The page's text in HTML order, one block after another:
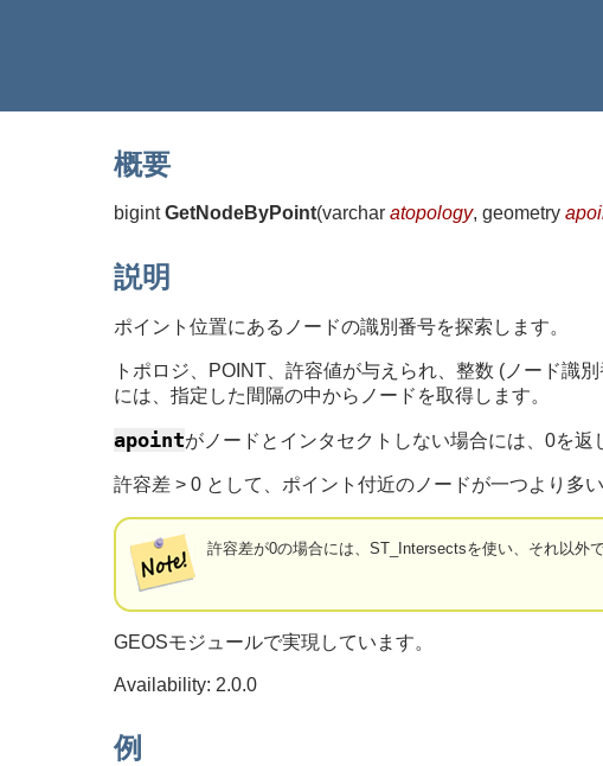
概要
bigintGetNodeByPoint(varchar atopology, geometry
説明
ポイント位置にあるノードの識別番号を探索します。
トポロジ、POINT、許容値が与えられ、整数 (ノード識
には、指定した間隔の中からノードを取得します。
apointがノードとインタセクトしない場合には、0を返
許容差 > 0 として、ポイント付近のノードが一つより多
許容差が0の場合には、ST_Intersectsを使い、それ以外
GEOSモジュールで実現しています。
Availability: 2.0.0
例